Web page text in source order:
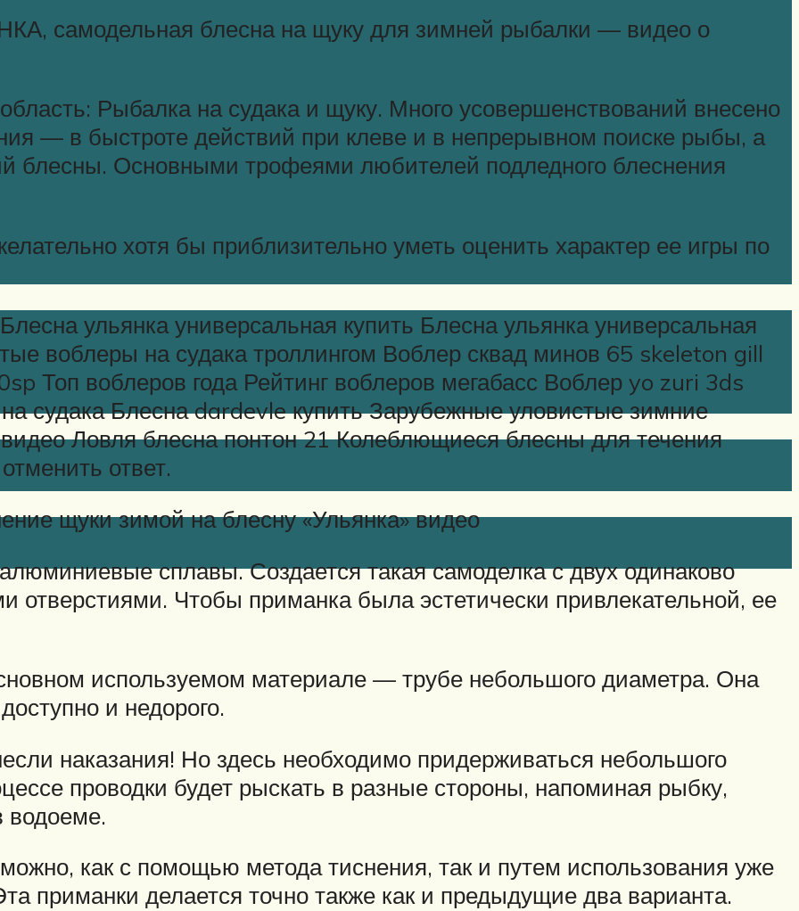
самодельная блесна на щуку для зимней рыбалки — видео о
Рыбалка на судака и щуку. Много усовершенствований внесено
— в быстроте действий при клеве и в непрерывном поиске рыбы, а
блесны. Основными трофеями любителей подледного блеснения
хотя бы приблизительно уметь оценить характер ее игры по
ульянка универсальная купить Блесна ульянка универсальная
воблеры на судака троллингом Воблер сквад минов 65 skeleton gill
Топ воблеров года Рейтинг воблеров мегабасс Воблер yo zuri 3ds
судака Блесна dardevle купить Зарубежные уловистые зимние
Ловля блесна понтон 21 Колеблющиеся блесны для течения
ответ.
щуки зимой на блесну «Ульянка» видео
сплавы. Создается такая самоделка с двух одинаково
отверстиями. Чтобы приманка была эстетически привлекательной, ее
используемом материале — трубе небольшого диаметра. Она
и недорого.
наказания! Но здесь необходимо придерживаться небольшого
проводки будет рыскать в разные стороны, напоминая рыбку,
водоеме.
как с помощью метода тиснения, так и путем использования уже
приманки делается точно также как и предыдущие два варианта.